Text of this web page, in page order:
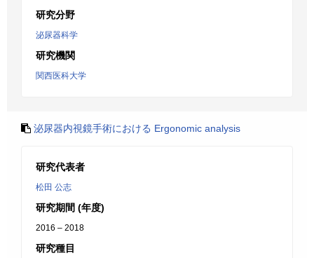
研究分野
泌尿器科学
研究機関
関西医科大学
泌尿器内視鏡手術における Ergonomic analysis
研究代表者
松田 公志
研究期間 (年度)
2016 – 2018
研究種目